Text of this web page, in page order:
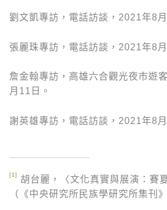
劉文凱專訪，電話訪談，2021年8
張麗珠專訪，電話訪談，2021年8月
詹金翰專訪，高雄六合觀光夜市遊
月11日。
謝英雄專訪，電話訪談，2021年8
[1]
胡台麗，〈文化真實與展演：賽
（《中央研究所民族學研究所集刊